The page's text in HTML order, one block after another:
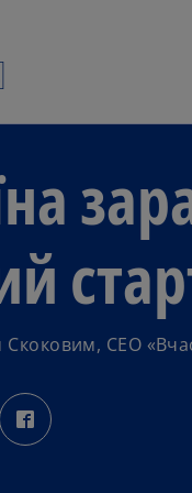
Скоковим, СЕО
o
n
p
e